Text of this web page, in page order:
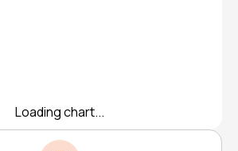
Loading chart...